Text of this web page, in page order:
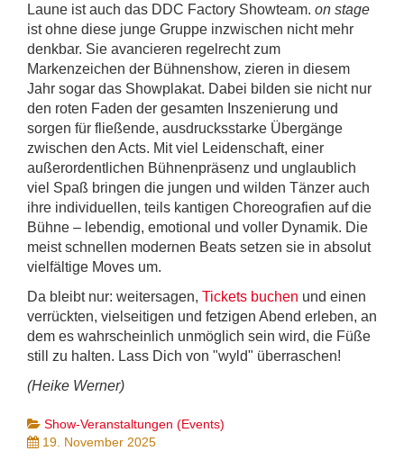
Laune ist auch das DDC Factory Showteam. on stage
ist ohne diese junge Gruppe inzwischen nicht mehr
denkbar. Sie avancieren regelrecht zum
Markenzeichen der Bühnenshow, zieren in diesem
Jahr sogar das Showplakat. Dabei bilden sie nicht nur
den roten Faden der gesamten Inszenierung und
sorgen für fließende, ausdrucksstarke Übergänge
zwischen den Acts. Mit viel Leidenschaft, einer
außerordentlichen Bühnenpräsenz und unglaublich
viel Spaß bringen die jungen und wilden Tänzer auch
ihre individuellen, teils kantigen Choreografien auf die
Bühne – lebendig, emotional und voller Dynamik. Die
meist schnellen modernen Beats setzen sie in absolut
vielfältige Moves um.
Da bleibt nur: weitersagen, Tickets buchen und einen
verrückten, vielseitigen und fetzigen Abend erleben, an
dem es wahrscheinlich unmöglich sein wird, die Füße
still zu halten. Lass Dich von "wyld" überraschen!
(Heike Werner)
Show-Veranstaltungen (Events)
19. November 2025